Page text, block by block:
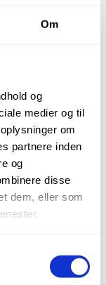
Om
og
medier og til
om
partnere inden
og
disse
dem, eller som